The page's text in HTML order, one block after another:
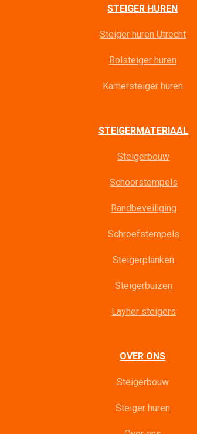
STEIGER HUREN
Steiger huren Utrecht
Rolsteiger huren
Kamersteiger huren
STEIGERMATERIAAL
Steigerbouw
Schoorstempels
Randbeveiliging
Schroefstempels
Steigerplanken
Steigerbuizen
Layher steigers
OVER ONS
Steigerbouw
Steiger huren